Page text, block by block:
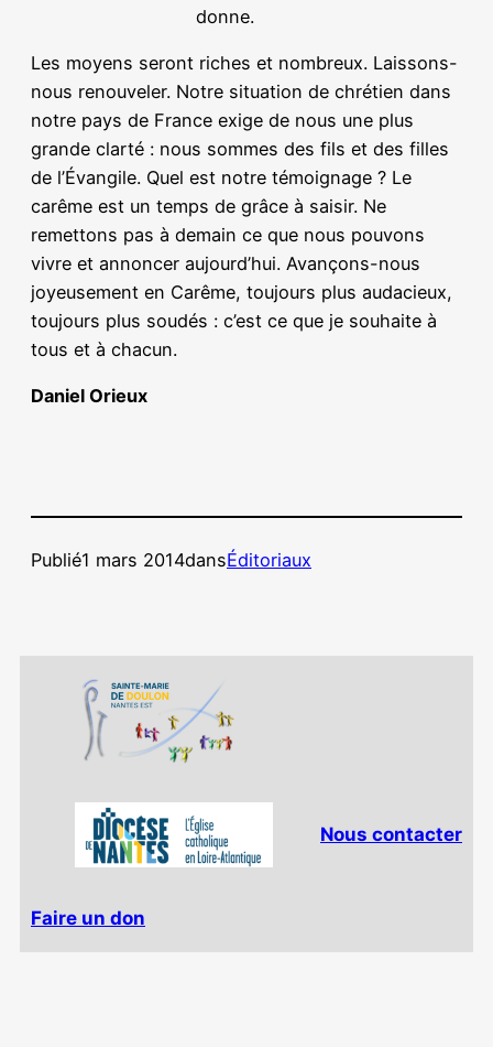
donne.
Les moyens seront riches et nombreux. Laissons-
nous renouveler. Notre situation de chrétien dans
notre pays de France exige de nous une plus
grande clarté : nous sommes des fils et des filles
de l’Évangile. Quel est notre témoignage ? Le
carême est un temps de grâce à saisir. Ne
remettons pas à demain ce que nous pouvons
vivre et annoncer aujourd’hui. Avançons-nous
joyeusement en Carême, toujours plus audacieux,
toujours plus soudés : c’est ce que je souhaite à
tous et à chacun.
Daniel Orieux
Publié1 mars 2014dansÉditoriaux
Nous contacter
Faire un don